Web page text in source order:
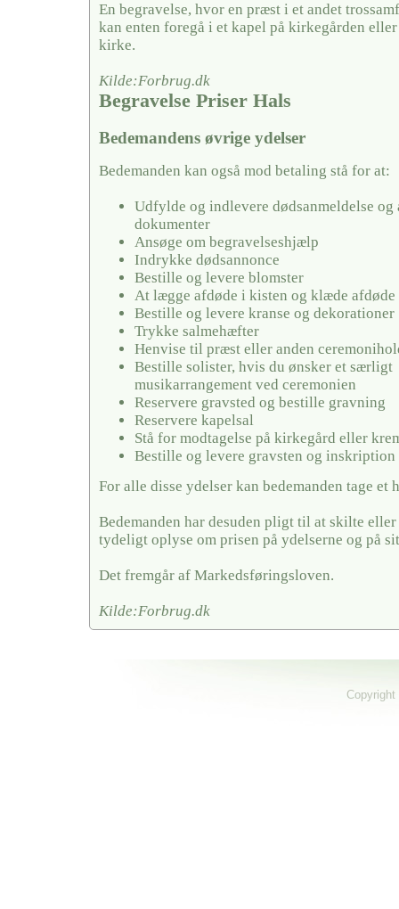
En begravelse, hvor en præst i et andet
kan enten foregå i et kapel på kirkegården
kirke.
Kilde:Forbrug.dk
Begravelse Priser Hals
Bedemandens øvrige ydelser
Bedemanden kan også mod betaling stå for at:
Udfylde og indlevere dødsanmeldelse
dokumenter
Ansøge om begravelseshjælp
Indrykke dødsannonce
Bestille og levere blomster
At lægge afdøde i kisten og klæde afdøde
Bestille og levere kranse og dekorationer
Trykke salmehæfter
Henvise til præst eller anden
Bestille solister, hvis du ønsker et særligt
musikarrangement ved ceremonien
Reservere gravsted og bestille gravning
Reservere kapelsal
Stå for modtagelse på kirkegård eller
Bestille og levere gravsten og inskription
For alle disse ydelser kan bedemanden tage et
Bedemanden har desuden pligt til at skilte eller
tydeligt oplyse om prisen på ydelserne og på
Det fremgår af Markedsføringsloven.
Kilde:Forbrug.dk